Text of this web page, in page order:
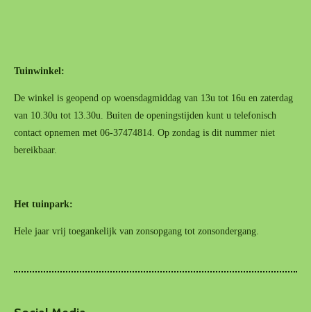
Tuinwinkel:
De winkel is geopend op woensdagmiddag van 13u tot 16u en zaterdag
van 10.30u tot 13.30u. Buiten de openingstijden kunt u telefonisch
contact opnemen met 06-37474814. Op zondag is dit nummer niet
bereikbaar.
Het tuinpark:
Hele jaar vrij toegankelijk van zonsopgang tot zonsondergang.